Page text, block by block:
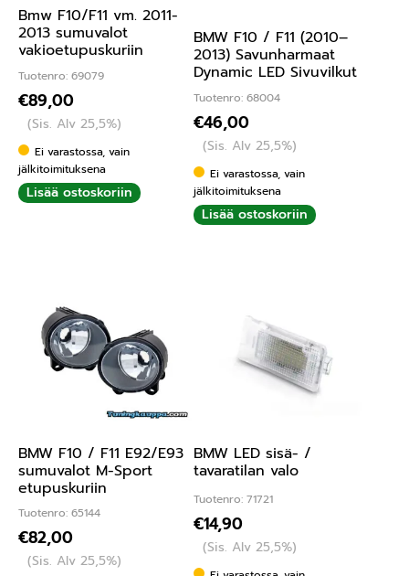
Bmw F10/F11 vm. 2011-
2013 sumuvalot
vakioetupuskuriin
Tuotenro: 69079
€89,00
(Sis. Alv 25,5%)
Ei varastossa, vain
jälkitoimituksena
Lisää ostoskoriin
BMW F10 / F11 (2010–
2013) Savunharmaat
Dynamic LED Sivuvilkut
Tuotenro: 68004
€46,00
(Sis. Alv 25,5%)
Ei varastossa, vain
jälkitoimituksena
Lisää ostoskoriin
BMW F10 / F11 E92/E93
sumuvalot M-Sport
etupuskuriin
Tuotenro: 65144
€82,00
(Sis. Alv 25,5%)
BMW LED sisä- /
tavaratilan valo
Tuotenro: 71721
€14,90
(Sis. Alv 25,5%)